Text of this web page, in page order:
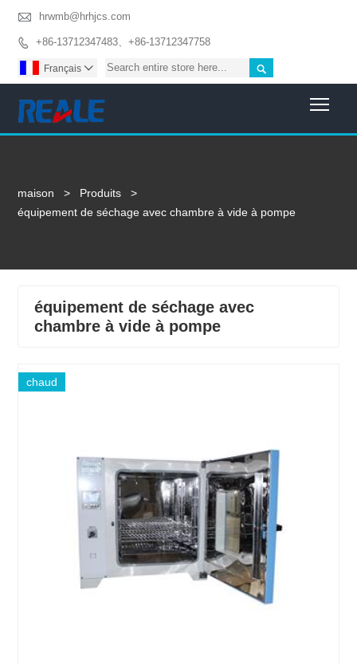
 hrwmb@hrhjcs.com
 +86-13712347483、+86-13712347758

Français 
maison > Produits
>
équipement de séchage avec chambre à vide à pompe
équipement de séchage avec
chambre à vide à pompe
chaud